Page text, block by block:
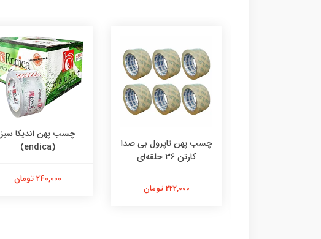
چسب پهن تاپرول بی صدا
کارتن ۳۶ حلقه‌ای
222,000 تومان
چسب پهن اندیکا سبز
(endica)
240,000 تومان